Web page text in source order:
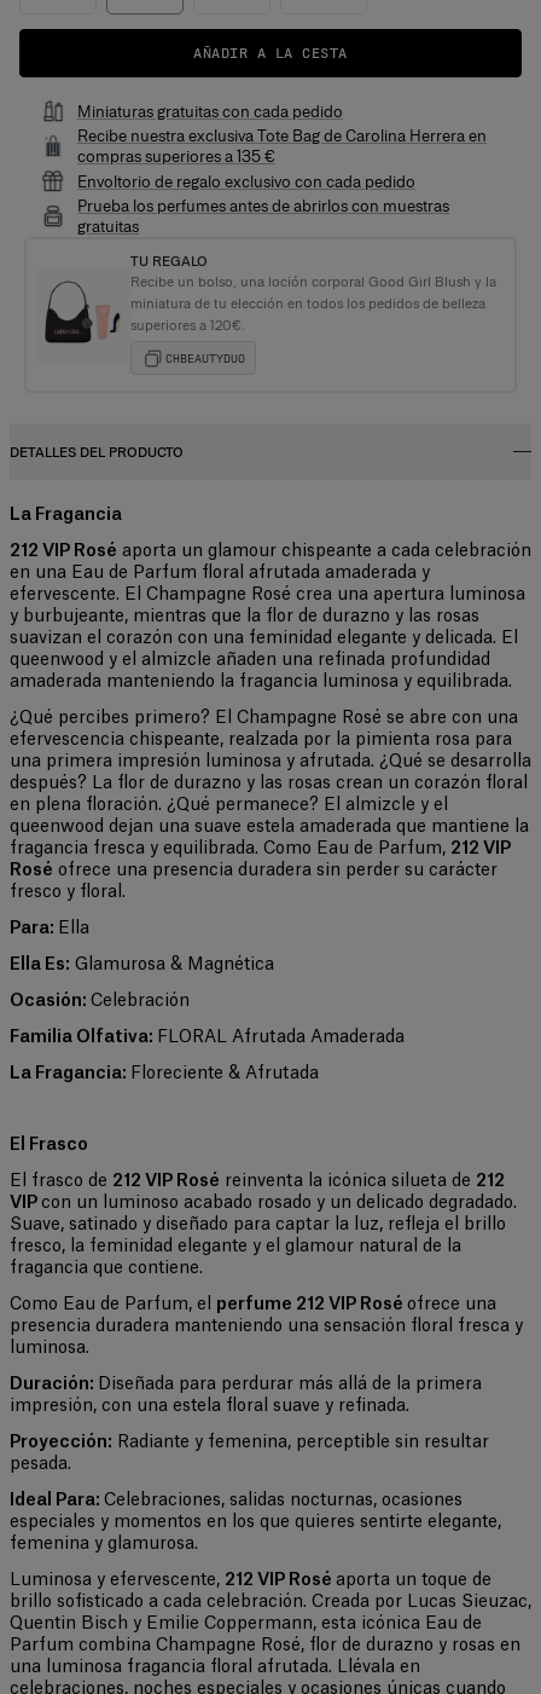
AÑADIR A LA CESTA
Miniaturas gratuitas con cada pedido
Recibe nuestra exclusiva Tote Bag de Carolina Herrera en
compras superiores a 135 €
Envoltorio de regalo exclusivo con cada pedido
Prueba los perfumes antes de abrirlos con muestras
gratuitas
TU REGALO
Recibe un bolso, una loción corporal Good Girl Blush y la
miniatura de tu elección en todos los pedidos de belleza
superiores a 120€.
CHBEAUTYDUO
DETALLES DEL PRODUCTO
La Fragancia
212 VIP Rosé aporta un glamour chispeante a cada celebración
en una Eau de Parfum floral afrutada amaderada y
efervescente. El Champagne Rosé crea una apertura luminosa
y burbujeante, mientras que la flor de durazno y las rosas
suavizan el corazón con una feminidad elegante y delicada. El
queenwood y el almizcle añaden una refinada profundidad
amaderada manteniendo la fragancia luminosa y equilibrada.
¿Qué percibes primero? El Champagne Rosé se abre con una
efervescencia chispeante, realzada por la pimienta rosa para
una primera impresión luminosa y afrutada. ¿Qué se desarrolla
después? La flor de durazno y las rosas crean un corazón floral
en plena floración. ¿Qué permanece? El almizcle y el
queenwood dejan una suave estela amaderada que mantiene la
fragancia fresca y equilibrada. Como Eau de Parfum, 212 VIP
Rosé ofrece una presencia duradera sin perder su carácter
fresco y floral.
Para: Ella
Ella Es: Glamurosa & Magnética
Ocasión: Celebración
Familia Olfativa: FLORAL Afrutada Amaderada
La Fragancia: Floreciente & Afrutada
El Frasco
El frasco de 212 VIP Rosé reinventa la icónica silueta de 212
VIP con un luminoso acabado rosado y un delicado degradado.
Suave, satinado y diseñado para captar la luz, refleja el brillo
fresco, la feminidad elegante y el glamour natural de la
fragancia que contiene.
Como Eau de Parfum, el perfume 212 VIP Rosé ofrece una
presencia duradera manteniendo una sensación floral fresca y
luminosa.
Duración: Diseñada para perdurar más allá de la primera
impresión, con una estela floral suave y refinada.
Proyección: Radiante y femenina, perceptible sin resultar
pesada.
Ideal Para: Celebraciones, salidas nocturnas, ocasiones
especiales y momentos en los que quieres sentirte elegante,
femenina y glamurosa.
Luminosa y efervescente, 212 VIP Rosé aporta un toque de
brillo sofisticado a cada celebración. Creada por Lucas Sieuzac,
Quentin Bisch y Emilie Coppermann, esta icónica Eau de
Parfum combina Champagne Rosé, flor de durazno y rosas en
una luminosa fragancia floral afrutada. Llévala en
celebraciones, noches especiales y ocasiones únicas cuando